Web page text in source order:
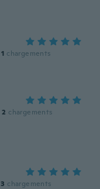
1 chargements
2 chargements
3 chargements